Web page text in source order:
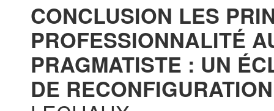
CONCLUSION LES
PROFESSIONNALITÉ
PRAGMATISTE : UN
DE